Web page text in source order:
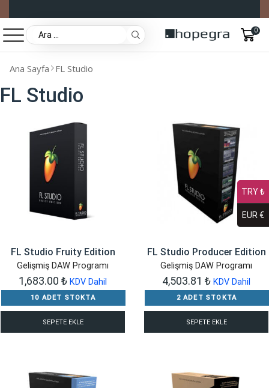
0
Ana Sayfa FL Studio
FL Studio
FL Studio Fruity Edition
Gelişmiş DAW Programı
1,683.00 ₺ KDV Dahil
10 ADET STOKTA
SEPETE EKLE
FL Studio Producer Edition
Gelişmiş DAW Programı
4,503.81 ₺ KDV Dahil
2 ADET STOKTA
SEPETE EKLE
TRY ₺
EUR €